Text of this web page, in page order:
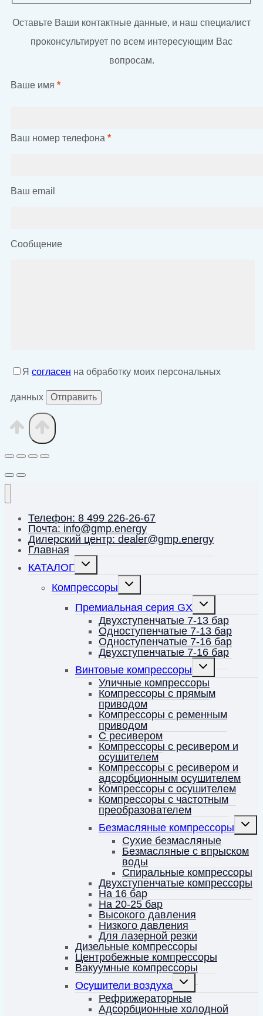
Оставьте Ваши контактные данные, и наш специалист
проконсультирует по всем интересующим Вас
вопросам.
Ваше имя *
Ваш номер телефона *
Ваш email
Сообщение
Я согласен на обработку моих персональных
данных
Телефон: 8 499 226-26-67
Почта: info@gmp.energy
Дилерский центр: dealer@gmp.energy
Главная
КАТАЛОГ
Переключить
Компрессоры
Переключить
Премиальная серия GX
Переключить
меню
Двухступенчатые 7-13 бар
Одноступенчатые 7-13 бар
Одноступенчатые 7-16 бар
Двухступенчатые 7-16 бар
Винтовые компрессоры
Переключить
дочернее
меню
Уличные компрессоры
Компрессоры с прямым
приводом
Компрессоры с ременным
приводом
С ресивером
Компрессоры с ресивером и
осушителем
Компрессоры с ресивером и
адсорбционным осушителем
Компрессоры с осушителем
Компрессоры с частотным
преобразователем
Безмасляные компрессоры
Сухие безмасляные
Безмасляные с впрыском
воды
Спиральные компрессоры
Двухступенчатые компрессоры
На 16 бар
На 20-25 бар
Высокого давления
Низкого давления
Для лазерной резки
Дизельные компрессоры
Центробежные компрессоры
Вакуумные компрессоры
Осушители воздуха
Переключить
дочернее
меню
Рефрижераторные
Адсорбционные холодной